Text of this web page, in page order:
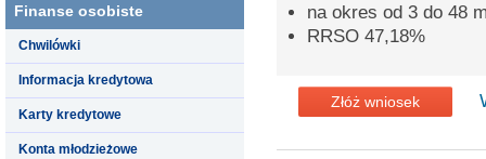
Finanse osobiste
Chwilówki
Informacja kredytowa
Karty kredytowe
Konta młodzieżowe
na okres od 3 do 48
RRSO 47,18%
Złóż wniosek